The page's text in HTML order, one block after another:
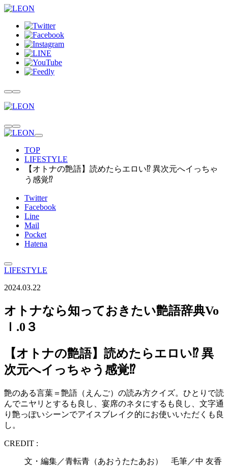
TOP
LIFESTYLE
【オトナの艶語】読めたらエロい⁉ 異次元へイっちゃ
う感覚⁉
Twitter
Facebook
Line
Mail
Pocket
Hatena
LIFESTYLE
2024.03.22
オトナなら知っておきたい艶語辞典Vo
ｌ.0３
【オトナの艶語】読めたらエロい⁉ 異
次元へイっちゃう感覚⁉
艶のある言葉＝艶語（えんご）の読み方クイズ。ひとりで読
んでニヤリとするも良し、宴席のネタにするも良し、文字通
り艶っぽいシーンでアイスブレイク的にお使いいただくも良
し。
CREDIT :
文・編集／青転青（あおうたたあお） 毛筆／中 友香